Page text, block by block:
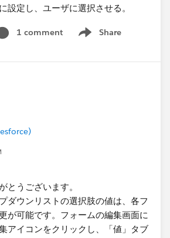
設定し、ユーザに選択させる。
1 comment Share
Show menu
とうございます。
ダウンリストの選択肢の値は、各フ
が可能です。フォームの編集画面に
アイコンをクリックし、「値」タブ